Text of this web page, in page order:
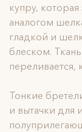
купру, которая
аналогом
гладкой и
блеском.
переливается,
Тонкие
и вытачки для